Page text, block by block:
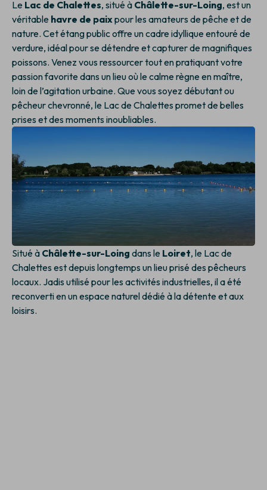
Le Lac de Chalettes, situé à Châlette-sur-Loing, est un
véritable havre de paix pour les amateurs de pêche et de
nature. Cet étang public offre un cadre idyllique entouré de
verdure, idéal pour se détendre et capturer de magnifiques
poissons. Venez vous ressourcer tout en pratiquant votre
passion favorite dans un lieu où le calme règne en maître,
loin de l’agitation urbaine. Que vous soyez débutant ou
pêcheur chevronné, le Lac de Chalettes promet de belles
prises et des moments inoubliables.
Situé à Châlette-sur-Loing dans le Loiret, le Lac de
Chalettes est depuis longtemps un lieu prisé des pêcheurs
locaux. Jadis utilisé pour les activités industrielles, il a été
reconverti en un espace naturel dédié à la détente et aux
loisirs.